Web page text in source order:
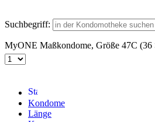
Suchbegriff:
MyONE Maßkondome, Größe 47C (36
Kondome
Länge